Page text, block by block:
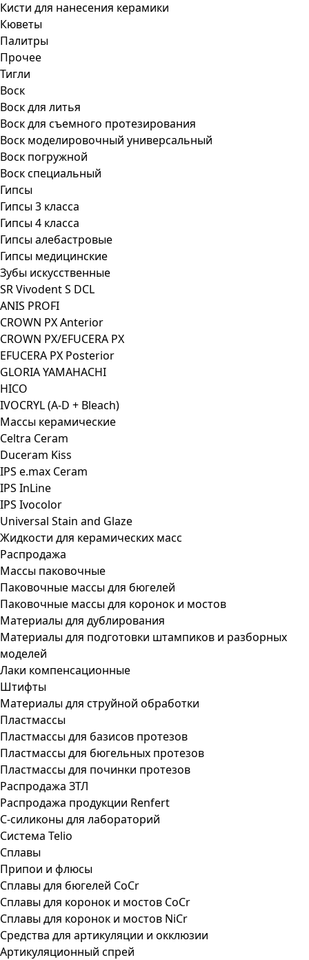
Кисти для нанесения керамики
Кюветы
Палитры
Прочее
Тигли
Воск
Воск для литья
Воск для съемного протезирования
Воск моделировочный универсальный
Воск погружной
Воск специальный
Гипсы
Гипсы 3 класса
Гипсы 4 класса
Гипсы алебастровые
Гипсы медицинские
Зубы искусственные
SR Vivodent S DCL
ANIS PROFI
CROWN PX Anterior
CROWN PX/EFUCERA PX
EFUCERA PX Posterior
GLORIA YAMAHACHI
HICO
IVOCRYL (A-D + Bleach)
Массы керамические
Celtra Ceram
Duceram Kiss
IPS e.max Ceram
IPS InLine
IPS Ivocolor
Universal Stain and Glaze
Жидкости для керамических масс
Распродажа
Массы паковочные
Паковочные массы для бюгелей
Паковочные массы для коронок и мостов
Материалы для дублирования
Материалы для подготовки штампиков и разборных
моделей
Лаки компенсационные
Штифты
Материалы для струйной обработки
Пластмассы
Пластмассы для базисов протезов
Пластмассы для бюгельных протезов
Пластмассы для починки протезов
Распродажа ЗТЛ
Распродажа продукции Renfert
С-силиконы для лабораторий
Система Telio
Сплавы
Припои и флюсы
Сплавы для бюгелей CoCr
Сплавы для коронок и мостов CoCr
Сплавы для коронок и мостов NiCr
Средства для артикуляции и окклюзии
Артикуляционный спрей